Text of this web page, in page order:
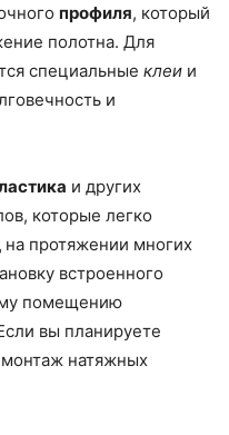
профиля, который
полотна. Для
специальные клеи и
и
и других
которые легко
на протяжении многих
встроенного
помещению
вы планируете
монтаж натяжных